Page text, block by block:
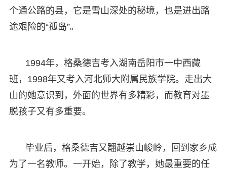
个通公路的县，它是雪山深处的秘境，也是进出路
途艰险的“孤岛”。
1994年，格桑德吉考入湖南岳阳市一中西藏
班，1998年又考入河北师大附属民族学院。走出大
山的她意识到，外面的世界有多精彩，而教育对墨
脱孩子又有多重要。
毕业后，格桑德吉又翻越崇山峻岭，回到家乡成
为了一名教师。一开始，除了教学，她最重要的任